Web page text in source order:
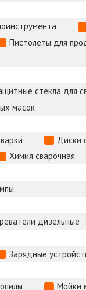
Пистолеты для
стекла для
масок
Диски
Химия сварочная
дизельные
Зарядные
Мойки